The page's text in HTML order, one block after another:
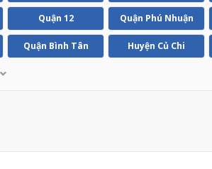
Quận 12 Quận Phú Nhuận
Quận Bình Tân Huyện Củ Chi